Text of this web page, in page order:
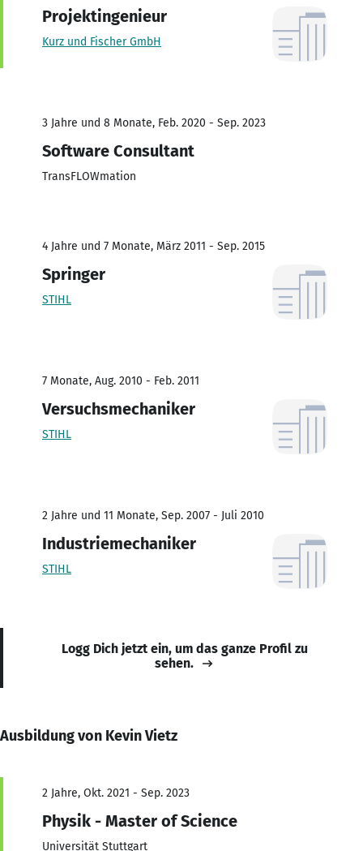
Projektingenieur
Kurz und Fischer GmbH
3 Jahre und 8 Monate, Feb. 2020 - Sep. 2023
Software Consultant
TransFLOWmation
4 Jahre und 7 Monate, März 2011 - Sep. 2015
Springer
STIHL
7 Monate, Aug. 2010 - Feb. 2011
Versuchsmechaniker
STIHL
2 Jahre und 11 Monate, Sep. 2007 - Juli 2010
Industriemechaniker
STIHL
Logg Dich jetzt ein, um das ganze Profil zu
sehen.
Ausbildung von Kevin Vietz
2 Jahre, Okt. 2021 - Sep. 2023
Physik - Master of Science
Universität Stuttgart